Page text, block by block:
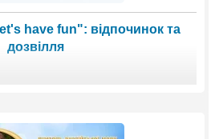
have fun": відпочинок та
дозвілля